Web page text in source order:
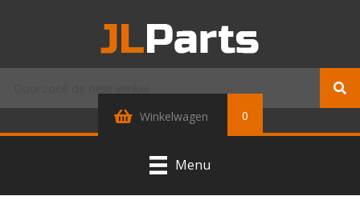
Winkelwagen 0
Menu